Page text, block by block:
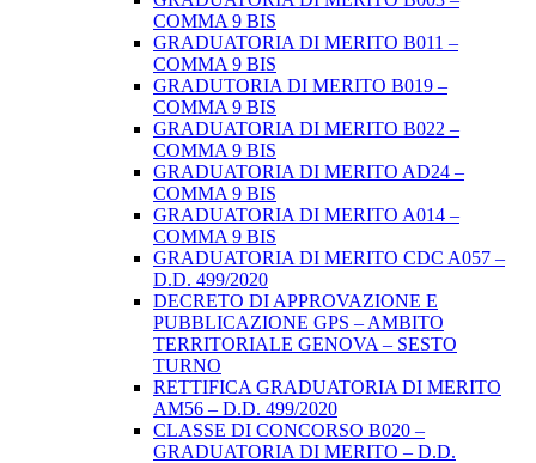
COMMA 9 BIS
GRADUATORIA DI MERITO B011 –
COMMA 9 BIS
GRADUTORIA DI MERITO B019 –
COMMA 9 BIS
GRADUATORIA DI MERITO B022 –
COMMA 9 BIS
GRADUATORIA DI MERITO AD24 –
COMMA 9 BIS
GRADUATORIA DI MERITO A014 –
COMMA 9 BIS
GRADUATORIA DI MERITO CDC A057 –
D.D. 499/2020
DECRETO DI APPROVAZIONE E
PUBBLICAZIONE GPS – AMBITO
TERRITORIALE GENOVA – SESTO
TURNO
RETTIFICA GRADUATORIA DI MERITO
AM56 – D.D. 499/2020
CLASSE DI CONCORSO B020 –
GRADUATORIA DI MERITO – D.D.